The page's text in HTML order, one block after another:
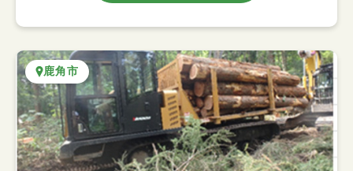
鹿角市